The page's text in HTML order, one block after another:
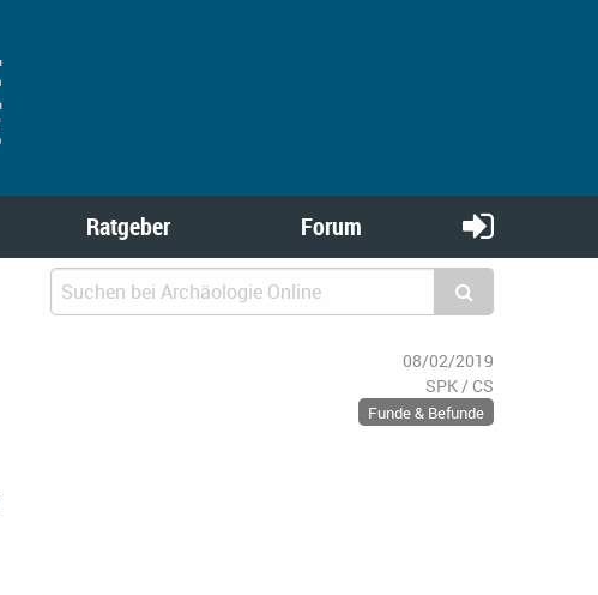
Ratgeber Forum
08/02/2019
SPK / CS
Funde & Befunde